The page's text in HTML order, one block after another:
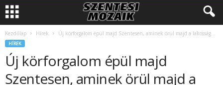
Kezdőlap Hírek Új körforgalom épül majd Szentesen, aminek örül majd a lakosság…
HÍREK
Új körforgalom épül majd
Szentesen, aminek örül majd a